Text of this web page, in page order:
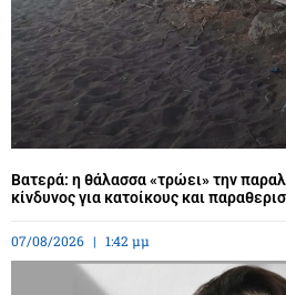
Βατερά: η θάλασσα «τρώει» την
κίνδυνος για κατοίκους και
07/08/2026 1:42 μμ